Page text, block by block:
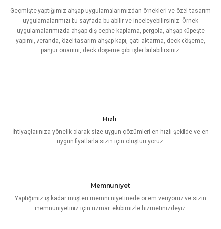
Geçmişte yaptığımız ahşap uygulamalarımızdan örnekleri ve özel tasarım
uygulamalarımızı bu sayfada bulabilir ve inceleyebilirsiniz. Örnek
uygulamalarımızda ahşap dış cephe kaplama, pergola, ahşap küpeşte
yapımı, veranda, özel tasarım ahşap kapı, çatı aktarma, deck döşeme,
panjur onarımı, deck döşeme gibi işler bulabilirsiniz.
Hızlı
İhtiyaçlarınıza yönelik olarak size uygun çözümleri en hızlı şekilde ve en
uygun fiyatlarla sizin için oluşturuyoruz.
Memnuniyet
Yaptığımız iş kadar müşteri memnuniyetinede önem veriyoruz ve sizin
memnuniyetiniz için uzman ekibimizle hizmetinizdeyiz.